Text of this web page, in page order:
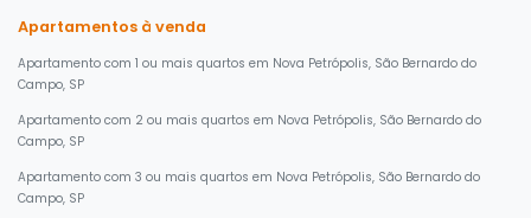
Apartamentos à venda
Apartamento com 1 ou mais quartos em Nova Petrópolis, São Bernardo do
Campo, SP
Apartamento com 2 ou mais quartos em Nova Petrópolis, São Bernardo do
Campo, SP
Apartamento com 3 ou mais quartos em Nova Petrópolis, São Bernardo do
Campo, SP